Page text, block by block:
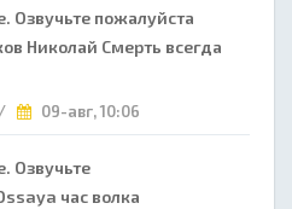
Озвучьте пожалуйста
Николай Смерть всегда
09-авг, 10:06
Озвучьте
час волка